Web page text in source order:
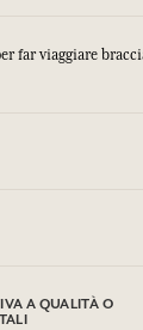
far viaggiare
A QUALITÀ O